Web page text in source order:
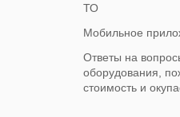
ТО
Мобильное
Ответы на
оборудования,
стоимость и